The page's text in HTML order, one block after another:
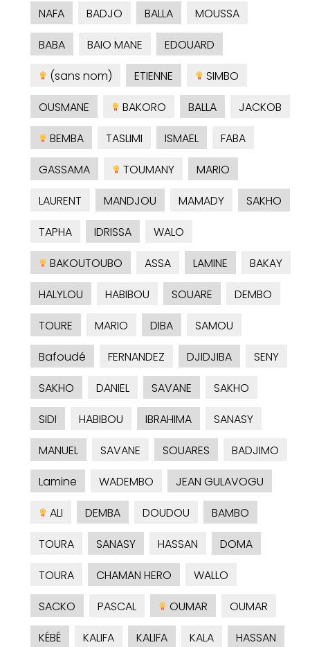
NAFA
BADJO BALLA
MOUSSA
BABA
BAIO MANE
EDOUARD
(sans nom)
ETIENNE
SIMBO
OUSMANE
BAKORO BALLA
JACKOB
BEMBA
TASLIMI ISMAEL
FABA
GASSAMA
TOUMANY
MARIO
LAURENT
MANDJOU MAMADY
SAKHO
TAPHA
IDRISSA
WALO
BAKOUTOUBO
ASSA LAMINE
BAKAY
HALYLOU
HABIBOU SOUARE
DEMBO
TOURE
MARIO DIBA
SAMOU
Bafoudé
FERNANDEZ DJIDJIBA
SENY
SAKHO
DANIEL SAVANE
SAKHO
SIDI
HABIBOU IBRAHIMA
SANASY
MANUEL
SAVANE SOUARES
BADJIMO
Lamine
WADEMBO
JEAN GULAVOGU
ALI
DEMBA DOUDOU
BAMBO
TOURA
SANASY HASSAN
DOMA
TOURA
CHAMAN HERO
WALLO
SACKO
PASCAL OUMAR
OUMAR
KÉBÉ
KALIFA KALIFA KALA HASSAN